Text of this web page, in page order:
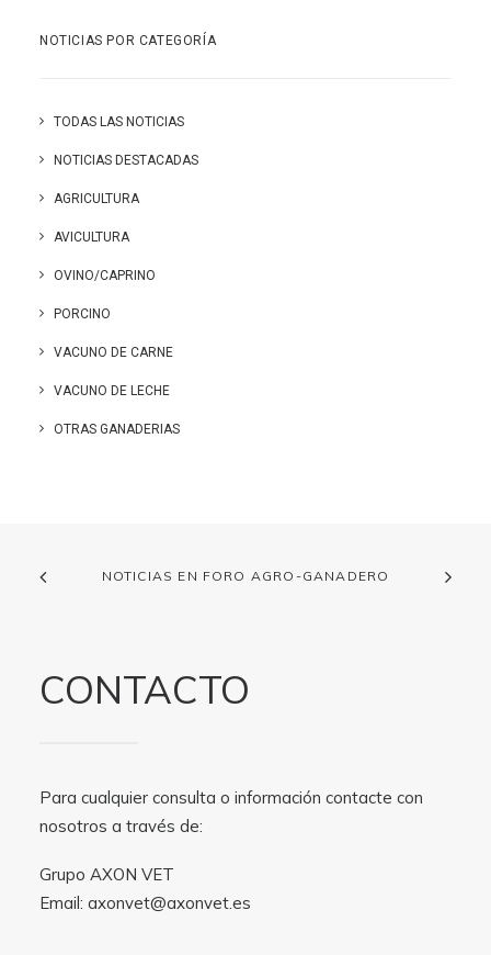
NOTICIAS POR CATEGORÍA
TODAS LAS NOTICIAS
NOTICIAS DESTACADAS
AGRICULTURA
AVICULTURA
OVINO/CAPRINO
PORCINO
VACUNO DE CARNE
VACUNO DE LECHE
OTRAS GANADERIAS
NOTICIAS EN FORO AGRO-GANADERO
CONTACTO
Para cualquier consulta o información contacte con
nosotros a través de:
Grupo AXON VET
Email: axonvet@axonvet.es